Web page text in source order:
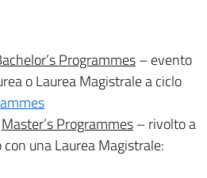
Programmes– evento
o Laurea Magistrale a ciclo
Master’s Programmes– rivolto a
una Laurea Magistrale: